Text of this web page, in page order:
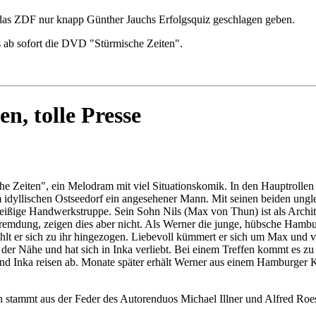
ZDF nur knapp Günther Jauchs Erfolgsquiz geschlagen geben.
ab sofort die DVD "Stürmische Zeiten".
tolle Presse
Zeiten", ein Melodram mit viel Situationskomik. In den
Ostseedorf ein angesehener Mann. Mit seinen beiden
Handwerkstruppe. Sein Sohn Nils (Max von Thun) ist als
zeigen dies aber nicht. Als Werner die junge, hübsche
er sich zu ihr hingezogen. Liebevoll kümmert er sich um Max
Nähe und hat sich in Inka verliebt. Bei einem Treffen kommt es
reisen ab. Monate später erhält Werner aus einem Hamburger
aus der Feder des Autorenduos Michael Illner und Alfred